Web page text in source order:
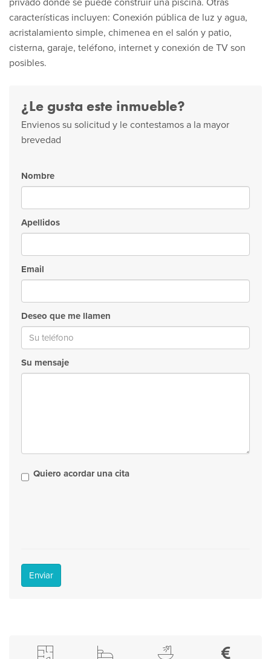
privado donde se puede construir una piscina. Otras
características incluyen: Conexión pública de luz y agua,
acristalamiento simple, chimenea en el salón y patio,
cisterna, garaje, teléfono, internet y conexión de TV son
posibles.
¿Le gusta este inmueble?
Envienos su solicitud y le contestamos a la mayor
brevedad
Nombre
Apellidos
Email
Deseo que me llamen
Su mensaje
Quiero acordar una cita
Enviar